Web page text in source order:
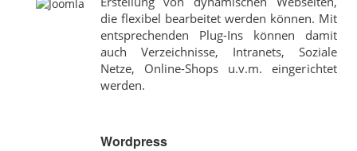
die flexibel bearbeitet werden können. Mit
entsprechenden Plug-Ins können damit
auch Verzeichnisse, Intranets, Soziale
Netze, Online-Shops u.v.m. eingerichtet
werden.
Wordpress